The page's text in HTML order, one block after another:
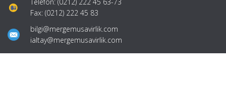
Fax: (0212) 222 45 83
bilgi@mergemusavirlik.com
ialtay@mergemusavirlik.com